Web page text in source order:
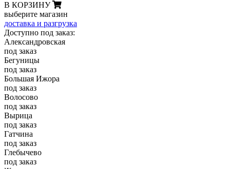
В КОРЗИНУ
выберите магазин
доставка и разгрузка
Доступно под заказ:
Александровская
под заказ
Бегуницы
под заказ
Большая Ижора
под заказ
Волосово
под заказ
Вырица
под заказ
Гатчина
под заказ
Глебычево
под заказ